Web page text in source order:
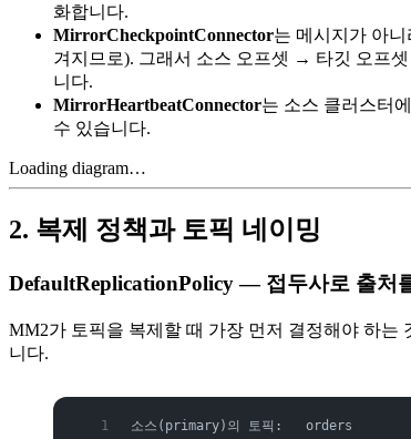
화합니다.
MirrorCheckpointConnector는 메시지가 아니
겨지므로). 그래서 소스 오프셋 → 타깃 오프
니다.
MirrorHeartbeatConnector는 소스 클러스터
수 있습니다.
Loading diagram…
2. 복제 정책과 토픽 네이밍
DefaultReplicationPolicy — 접두사로 출처
MM2가 토픽을 복제할 때 가장 먼저 결정해야 하는
니다.
소스(primary)의 토픽:   orders